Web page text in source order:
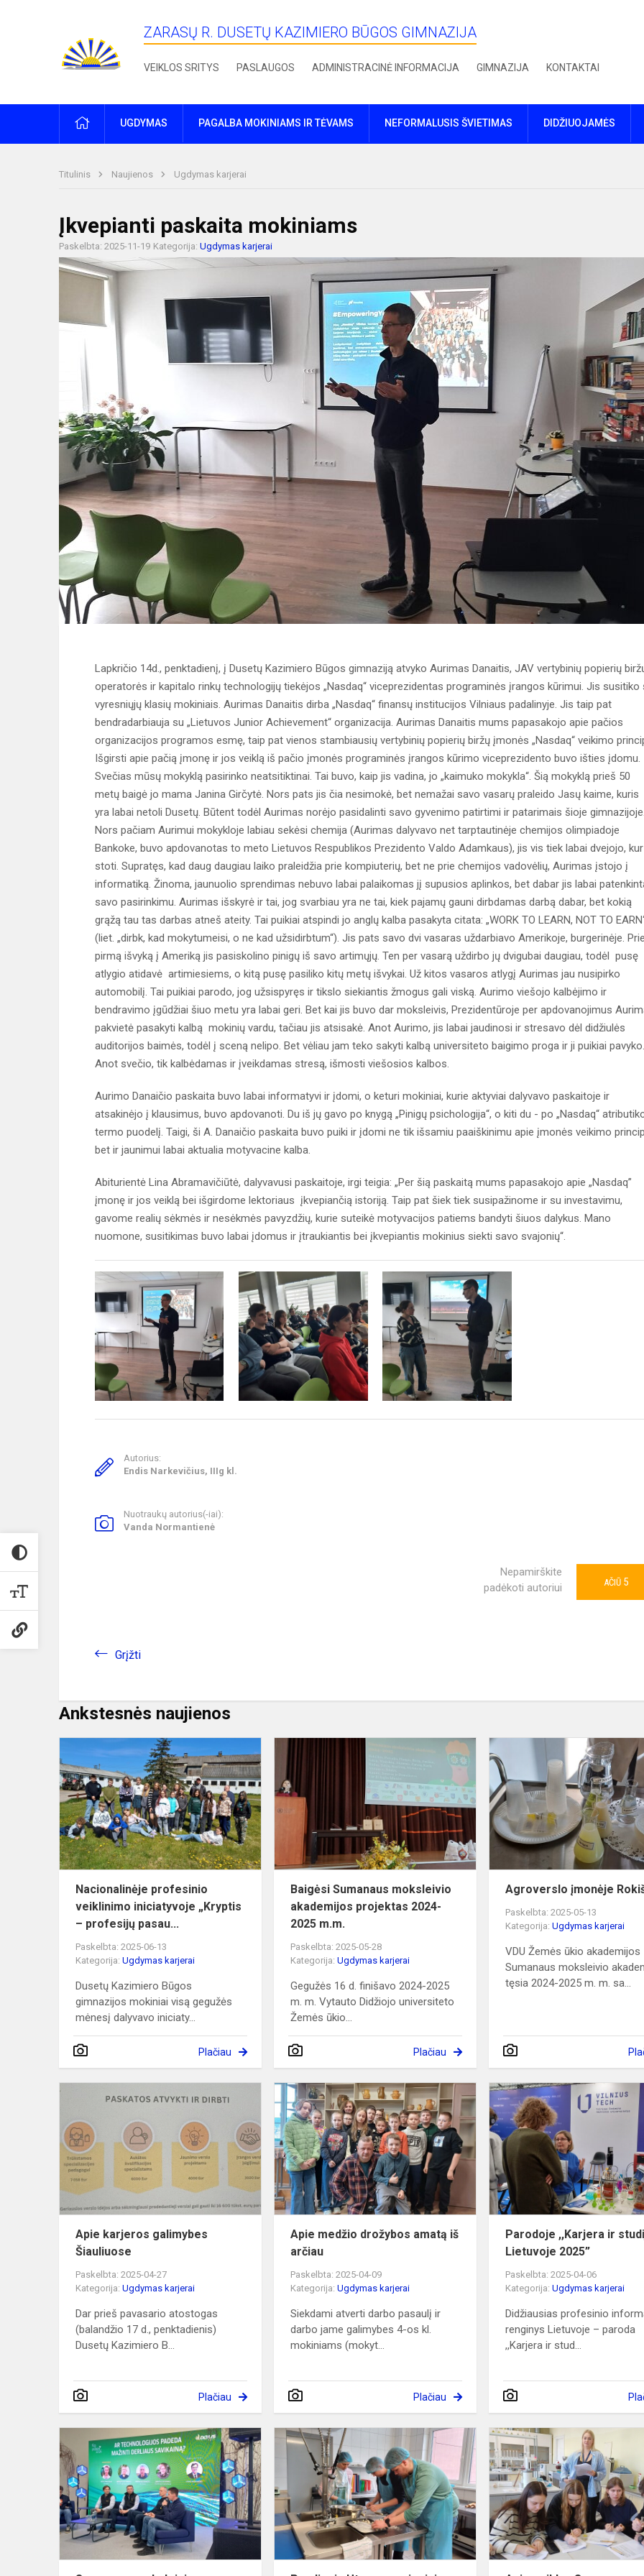
ZARASŲ R. DUSETŲ KAZIMIERO BŪGOS GIMNAZIJA
VEIKLOS SRITYS PASLAUGOS ADMINISTRACINĖ INFORMACIJA GIMNAZIJA KONTAKTAI
PRADŽIAUGDYMAS PAGALBA MOKINIAMS IR TĖVAMS NEFORMALUSIS ŠVIETIMAS DIDŽIUOJAMĖS
Titulinis Naujienos Ugdymas karjerai
Įkvepianti paskaita mokiniams
Paskelbta: 2025-11-19 Kategorija: Ugdymas karjerai
Lapkričio 14d., penktadienį, į Dusetų Kazimiero Būgos gimnaziją atvyko Aurimas Danaitis, JAV vertybinių popierių
operatorės ir kapitalo rinkų technologijų tiekėjos „Nasdaq“ viceprezidentas programinės įrangos kūrimui. Jis susitiko
vyresniųjų klasių mokiniais. Aurimas Danaitis dirba „Nasdaq“ finansų institucijos Vilniaus padalinyje. Jis taip pat
bendradarbiauja su „Lietuvos Junior Achievement“ organizacija. Aurimas Danaitis mums papasakojo apie pačios
organizacijos programos esmę, taip pat vienos stambiausių vertybinių popierių biržų įmonės „Nasdaq“ veikimo
Išgirsti apie pačią įmonę ir jos veiklą iš pačio įmonės programinės įrangos kūrimo viceprezidento buvo išties įdomu.
Svečias mūsų mokyklą pasirinko neatsitiktinai. Tai buvo, kaip jis vadina, jo „kaimuko mokykla“. Šią mokyklą prieš 50
metų baigė jo mama Janina Girčytė. Nors pats jis čia nesimokė, bet nemažai savo vasarų praleido Jasų kaime, kuris
yra labai netoli Dusetų. Būtent todėl Aurimas norėjo pasidalinti savo gyvenimo patirtimi ir patarimais šioje gimnazijoje.
Nors pačiam Aurimui mokykloje labiau sekėsi chemija (Aurimas dalyvavo net tarptautinėje chemijos olimpiadoje
Bankoke, buvo apdovanotas to meto Lietuvos Respublikos Prezidento Valdo Adamkaus), jis vis tiek labai dvejojo, kur
stoti. Supratęs, kad daug daugiau laiko praleidžia prie kompiuterių, bet ne prie chemijos vadovėlių, Aurimas įstojo į
informatiką. Žinoma, jaunuolio sprendimas nebuvo labai palaikomas jį supusios aplinkos, bet dabar jis labai
savo pasirinkimu. Aurimas išskyrė ir tai, jog svarbiau yra ne tai, kiek pajamų gauni dirbdamas darbą dabar, bet kokią
grąžą tau tas darbas atneš ateity. Tai puikiai atspindi jo anglų kalba pasakyta citata: „WORK TO LEARN, NOT TO
(liet. „dirbk, kad mokytumeisi, o ne kad užsidirbtum“). Jis pats savo dvi vasaras uždarbiavo Amerikoje, burgerinėje.
pirmą išvyką į Ameriką jis pasiskolino pinigų iš savo artimųjų. Ten per vasarą uždirbo jų dvigubai daugiau, todėl pusę
atlygio atidavė artimiesiems, o kitą pusę pasiliko kitų metų išvykai. Už kitos vasaros atlygį Aurimas jau nusipirko
automobilį. Tai puikiai parodo, jog užsispyręs ir tikslo siekiantis žmogus gali viską. Aurimo viešojo kalbėjimo ir
bendravimo įgūdžiai šiuo metu yra labai geri. Bet kai jis buvo dar moksleivis, Prezidentūroje per apdovanojimus
pakvietė pasakyti kalbą mokinių vardu, tačiau jis atsisakė. Anot Aurimo, jis labai jaudinosi ir stresavo dėl didžiulės
auditorijos baimės, todėl į sceną nelipo. Bet vėliau jam teko sakyti kalbą universiteto baigimo proga ir ji puikiai pavyko.
Anot svečio, tik kalbėdamas ir įveikdamas stresą, išmosti viešosios kalbos.
Aurimo Danaičio paskaita buvo labai informatyvi ir įdomi, o keturi mokiniai, kurie aktyviai dalyvavo paskaitoje ir
atsakinėjo į klausimus, buvo apdovanoti. Du iš jų gavo po knygą „Pinigų psichologija“, o kiti du - po „Nasdaq“
termo puodelį. Taigi, ši A. Danaičio paskaita buvo puiki ir įdomi ne tik išsamiu paaiškinimu apie įmonės veikimo
bet ir jaunimui labai aktualia motyvacine kalba.
Abiturientė Lina Abramavičiūtė, dalyvavusi paskaitoje, irgi teigia: „Per šią paskaitą mums papasakojo apie „Nasdaq”
įmonę ir jos veiklą bei išgirdome lektoriaus įkvepiančią istoriją. Taip pat šiek tiek susipažinome ir su investavimu,
gavome realių sėkmės ir nesėkmės pavyzdžių, kurie suteikė motyvacijos patiems bandyti šiuos dalykus. Mano
nuomone, susitikimas buvo labai įdomus ir įtraukiantis bei įkvepiantis mokinius siekti savo svajonių“.
Autorius:
Endis Narkevičius, IIIg kl.
Nuotraukų autorius(-iai):
Vanda Normantienė
Nepamirškite
padėkoti autoriui
AČIŪ 5
Grįžti
Ankstesnės naujienos
profesinio
veiklinimo
iniciatyvoje
„Kryptis
–...
Nacionalinėje profesinio
veiklinimo iniciatyvoje „Kryptis
– profesijų pasau...
Paskelbta: 2025-06-13
Kategorija: Ugdymas karjerai
Dusetų Kazimiero Būgos
gimnazijos mokiniai visą gegužės
mėnesį dalyvavo iniciaty...
Plačiau
Baigėsi
Sumanaus
moksleivio
akademijos
projektas
2024-
2025...
Baigėsi Sumanaus moksleivio
akademijos projektas 2024-
2025 m.m.
Paskelbta: 2025-05-28
Kategorija:Ugdymas karjerai
Gegužės 16 d. finišavo 2024-2025
m. m. Vytauto Didžiojo universiteto
Žemės ūkio...
Plačiau
Agroverslo įmonėje
Paskelbta: 2025-05-13
Kategorija:Ugdymas karjerai
VDU Žemės ūkio akademijos
Sumanaus moksleivio
tęsia 2024-2025 m. m. sa...
Apie
karjeros
galimybes
Šiauliuose
Apie karjeros galimybes
Šiauliuose
Paskelbta: 2025-04-27
Kategorija: Ugdymas karjerai
Dar prieš pavasario atostogas
(balandžio 17 d., penktadienis)
Dusetų Kazimiero B...
Plačiau
Apie
medžio
drožybos
amatą
iš
arčiau
Apie medžio drožybos amatą iš
arčiau
Paskelbta: 2025-04-09
Kategorija:Ugdymas karjerai
Siekdami atverti darbo pasaulį ir
darbo jame galimybes 4-os kl.
mokiniams (mokyt...
Plačiau
Parodoje ,,Karjera ir
Lietuvoje 2025”
Paskelbta: 2025-04-06
Kategorija:Ugdymas karjerai
Didžiausias profesinio
renginys Lietuvoje – paroda
,,Karjera ir stud...
Sumanaus
moksleivio
akademijoje
–
trečiasis
susitikimas
Pusdienis
Utenos
regioninio
profesinio
mokymo
centre
(URPMC...